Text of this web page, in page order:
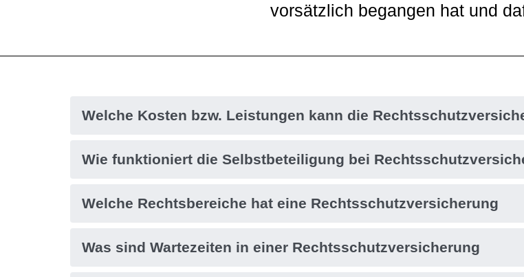
vorsätzlich begangen hat und
H3 Überschrift
Welche Kosten bzw. Leistungen kann die
Wie funktioniert die Selbstbeteiligung bei
Welche Rechtsbereiche hat eine Rechtsschutzversicherung
Was sind Wartezeiten in einer Rechtsschutzversicherung